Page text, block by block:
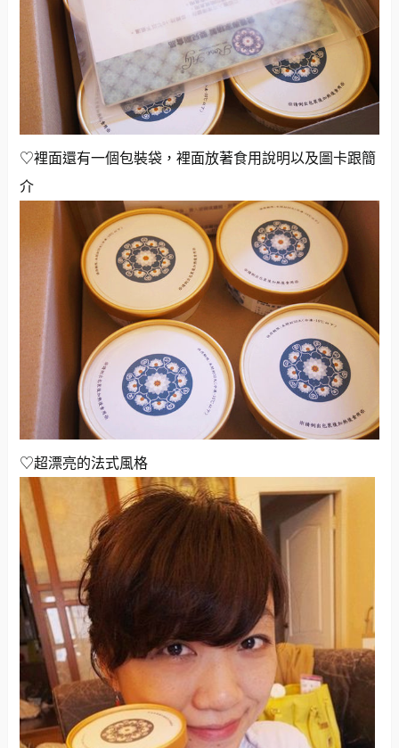
♡裡面還有一個包裝袋，裡面放著食用說明以及圖卡跟簡
介
♡超漂亮的法式風格